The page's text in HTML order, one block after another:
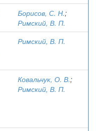
Борисов, С. Н.;
Римский, В. П.
Римский, В. П.
Ковальчук, О. В.;
Римский, В. П.